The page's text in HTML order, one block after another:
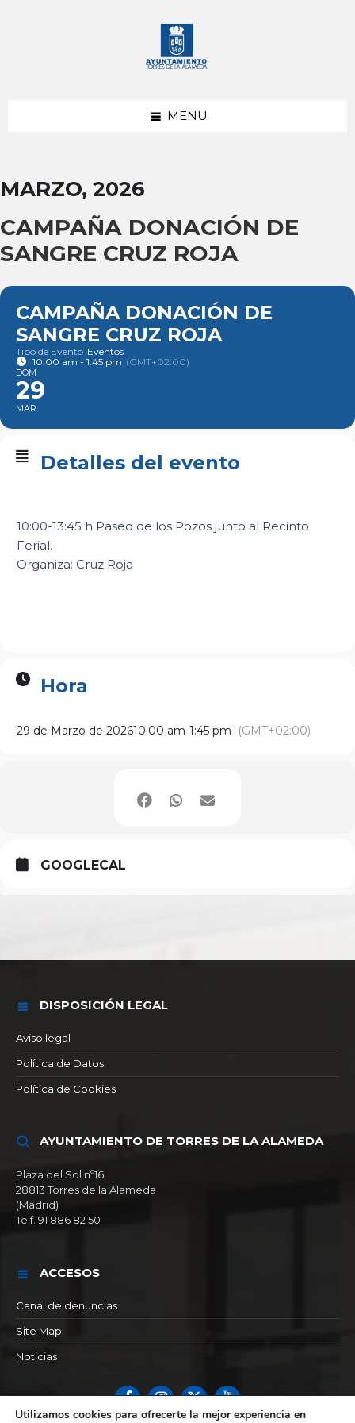
MENU
MARZO, 2026
CAMPAÑA DONACIÓN DE
SANGRE CRUZ ROJA
CAMPAÑA DONACIÓN DE
SANGRE CRUZ ROJA
Tipo de Evento Eventos
10:00 am - 1:45 pm (GMT+02:00)
DOM
29
MAR
Detalles del evento
10:00-13:45 h Paseo de los Pozos junto al Recinto
Ferial.
Organiza: Cruz Roja
Hora
29 de Marzo de 202610:00 am-1:45 pm (GMT+02:00)
GOOGLECAL
DISPOSICIÓN LEGAL
Aviso legal
Política de Datos
Política de Cookies
AYUNTAMIENTO DE TORRES DE LA ALAMEDA
Plaza del Sol nº16,
28813 Torres de la Alameda
(Madrid)
Telf. 91 886 82 50
ACCESOS
Canal de denuncias
Site Map
Noticias
FacebookInstagram
X YouTube
Utilizamos cookies para ofrecerte la mejor experiencia en